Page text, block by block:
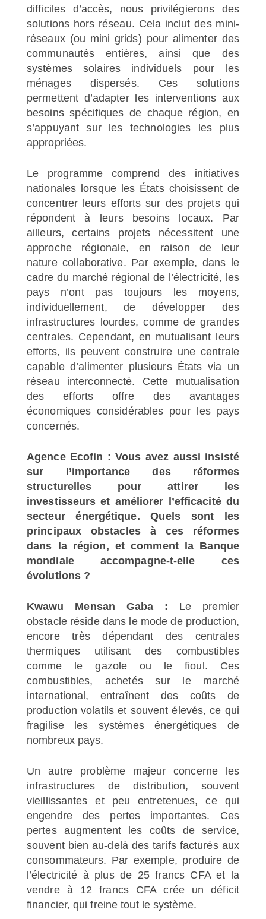
difficiles d’accès, nous privilégierons des
solutions hors réseau. Cela inclut des mini-
réseaux (ou mini grids) pour alimenter des
communautés entières, ainsi que des
systèmes solaires individuels pour les
ménages dispersés. Ces solutions
permettent d’adapter les interventions aux
besoins spécifiques de chaque région, en
s’appuyant sur les technologies les plus
appropriées.
Le programme comprend des initiatives
nationales lorsque les États choisissent de
concentrer leurs efforts sur des projets qui
répondent à leurs besoins locaux. Par
ailleurs, certains projets nécessitent une
approche régionale, en raison de leur
nature collaborative. Par exemple, dans le
cadre du marché régional de l’électricité, les
pays n’ont pas toujours les moyens,
individuellement, de développer des
infrastructures lourdes, comme de grandes
centrales. Cependant, en mutualisant leurs
efforts, ils peuvent construire une centrale
capable d’alimenter plusieurs États via un
réseau interconnecté. Cette mutualisation
des efforts offre des avantages
économiques considérables pour les pays
concernés.
Agence Ecofin : Vous avez aussi insisté
sur l’importance des réformes
structurelles pour attirer les
investisseurs et améliorer l’efficacité du
secteur énergétique. Quels sont les
principaux obstacles à ces réformes
dans la région, et comment la Banque
mondiale accompagne-t-elle ces
évolutions ?
Kwawu Mensan Gaba : Le premier
obstacle réside dans le mode de production,
encore très dépendant des centrales
thermiques utilisant des combustibles
comme le gazole ou le fioul. Ces
combustibles, achetés sur le marché
international, entraînent des coûts de
production volatils et souvent élevés, ce qui
fragilise les systèmes énergétiques de
nombreux pays.
Un autre problème majeur concerne les
infrastructures de distribution, souvent
vieillissantes et peu entretenues, ce qui
engendre des pertes importantes. Ces
pertes augmentent les coûts de service,
souvent bien au-delà des tarifs facturés aux
consommateurs. Par exemple, produire de
l’électricité à plus de 25 francs CFA et la
vendre à 12 francs CFA crée un déficit
financier, qui freine tout le système.